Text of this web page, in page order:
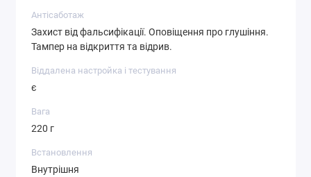
Антісаботаж
Захист від фальсифікації. Оповіщення про глушіння.
Тампер на відкриття та відрив.
Віддалена настройка і тестування
є
Вага
220 г
Встановлення
Внутрішня